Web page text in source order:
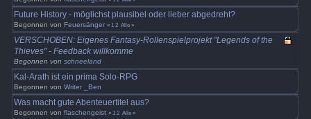
Future History - möglichst plausibel oder lieber abgedreht?
Begonnen vonFeuersänger « 1 2 Alle »
VERSCHOBEN: Eigenes Fantasy-Rollenspielprojekt "Legends of the
Thieves" - Feedback willkomme
Begonnen vonschneeland
Kal-Arath ist ein prima Solo-RPG
Begonnen vonWriter _Ben
Was macht gute Abenteuertitel aus?
Begonnen vonflaschengeist « 1 2 Alle »